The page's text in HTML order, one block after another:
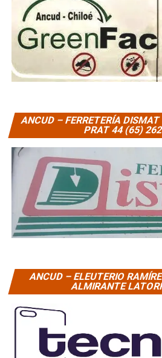
ANCUD – FERRETERÍA
PRAT 44 (65)
ANCUD – ELEUTERIO
ALMIRANTE